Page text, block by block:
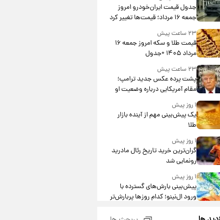
جدول قیمت ایران‌خودرو امروز
جمعه ۱۶ مرداد؛ قیمت‌ها تغییر کرد
۲۳ ساعت پیش
قیمت طلا و سکه امروز جمعه ۱۶
مرداد ۱۴۰۵ +جدول
۲۳ ساعت پیش
پشت پرده عکس جدید ترامپ؛
مقام آمریکایی درباره وضعیت او
چه گفت؟
۱ روز پیش
یک پیش‌بینی مهم از آینده بازار
طلا
۱ روز پیش
گران‌ترین خرید تاریخ رئال مادرید
رونمایی شد
۱ روز پیش
پیش‌بینی بارش‌های گسترده با
ورود ال‌نینو؛ کدام روزها پربارش‌تر